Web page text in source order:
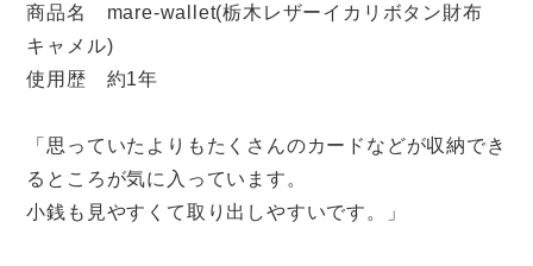
商品名 mare-wallet(栃木レザーイカリボタン財布
キャメル)
使用歴 約1年
「思っていたよりもたくさんのカードなどが収納でき
るところが気に入っています。
小銭も見やすくて取り出しやすいです。」